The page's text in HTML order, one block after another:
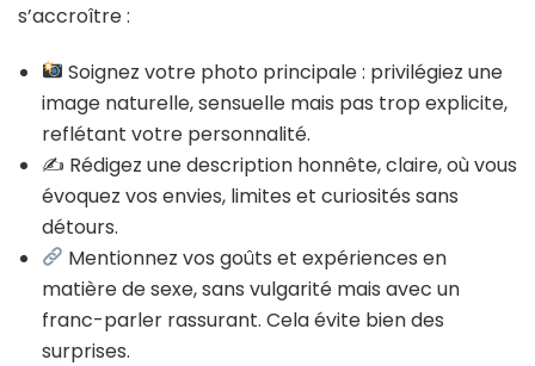
s’accroître :
Soignez votre photo principale : privilégiez une
image naturelle, sensuelle mais pas trop explicite,
reflétant votre personnalité.
✍️ Rédigez une description honnête, claire, où vous
évoquez vos envies, limites et curiosités sans
détours.
Mentionnez vos goûts et expériences en
matière de sexe, sans vulgarité mais avec un
franc-parler rassurant. Cela évite bien des
surprises.